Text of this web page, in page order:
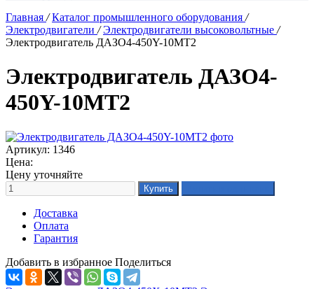
Главная / Каталог промышленного оборудования /
Электродвигатели / Электродвигатели высоковольтные /
Электродвигатель ДАЗО4-450Y-10МТ2
Электродвигатель ДАЗО4-
450Y-10МТ2
Артикул: 1346
Цена:
Цену уточняйте
Доставка
Оплата
Гарантия
Добавить в избранное Поделиться